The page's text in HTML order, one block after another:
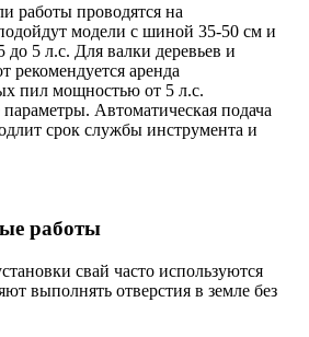
работы проводятся на
модели с шиной 35-50 см и
5 л.с. Для валки деревьев и
рекомендуется аренда
пил мощностью от 5 л.с.
Автоматическая подача
срок службы инструмента и
работы
свай часто используются
выполнять отверстия в земле без